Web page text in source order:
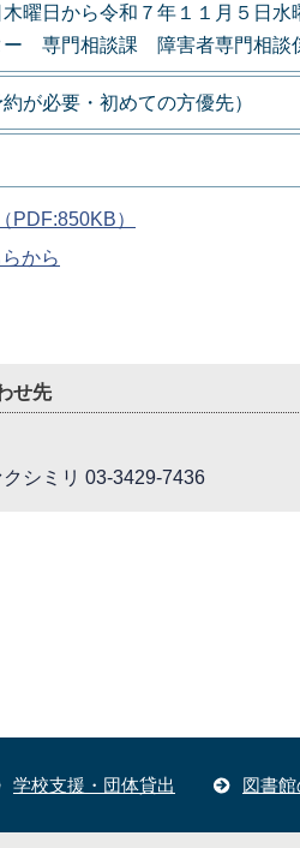
曜日から令和７年１１月５日水
ー 専門相談課 障害者専門相
が必要・初めての方優先）
PDF:850KB）
から
せ先
シミリ 03-3429-7436
学校支援・団体貸出 図書